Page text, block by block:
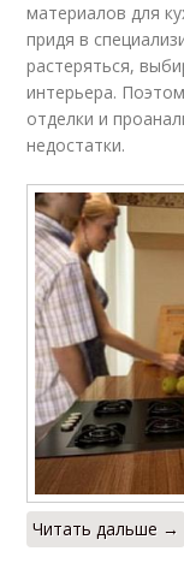
материалов для
придя в
растеряться,
интерьера.
отделки и
недостатки.
Читать дальше →